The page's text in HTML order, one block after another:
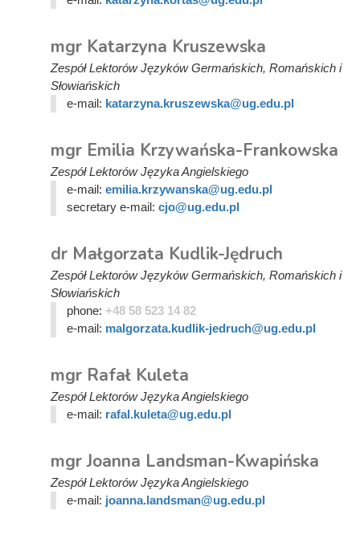
mgr Katarzyna Kruszewska
Zespół Lektorów Języków Germańskich, Romańskich i
Słowiańskich
e-mail: katarzyna.kruszewska@ug.edu.pl
mgr Emilia Krzywańska-Frankowska
Zespół Lektorów Języka Angielskiego
e-mail: emilia.krzywanska@ug.edu.pl
secretary e-mail: cjo@ug.edu.pl
dr Małgorzata Kudlik-Jędruch
Zespół Lektorów Języków Germańskich, Romańskich i
Słowiańskich
phone: +48 58 523 14 82
e-mail: malgorzata.kudlik-jedruch@ug.edu.pl
mgr Rafał Kuleta
Zespół Lektorów Języka Angielskiego
e-mail: rafal.kuleta@ug.edu.pl
mgr Joanna Landsman-Kwapińska
Zespół Lektorów Języka Angielskiego
e-mail: joanna.landsman@ug.edu.pl